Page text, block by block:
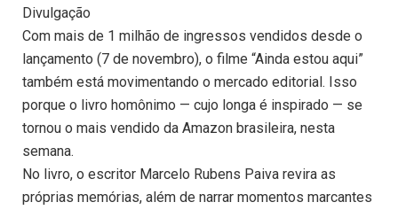
Divulgação
Com mais de 1 milhão de ingressos vendidos desde o
lançamento (7 de novembro), o filme “Ainda estou aqui”
também está movimentando o mercado editorial. Isso
porque o livro homônimo — cujo longa é inspirado — se
tornou o mais vendido da Amazon brasileira, nesta
semana.
No livro, o escritor Marcelo Rubens Paiva revira as
próprias memórias, além de narrar momentos marcantes